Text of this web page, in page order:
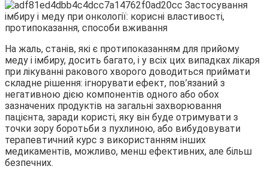
На жаль, станів, які є протипоказанням для прийому
меду і імбиру, досить багато, і у всіх цих випадках лікаря
при лікуванні ракового хворого доводиться приймати
складне рішення: ігнорувати ефект, пов’язаний з
негативною дією компонентів одного або обох
зазначених продуктів на загальні захворювання
пацієнта, заради користі, яку він буде отримувати з
точки зору боротьби з пухлиною, або вибудовувати
терапевтичний курс з використанням інших
медикаментів, можливо, менш ефективних, але більш
безпечних.